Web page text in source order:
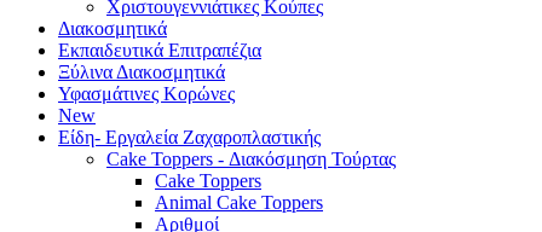
Χριστουγεννιάτικες Κούπες
Διακοσμητικά
Εκπαιδευτικά Επιτραπέζια
Ξύλινα Διακοσμητικά
Υφασμάτινες Κορώνες
New
Είδη- Εργαλεία Ζαχαροπλαστικής
Cake Toppers - Διακόσμηση Τούρτας
Cake Toppers
Animal Cake Toppers
Αριθμοί